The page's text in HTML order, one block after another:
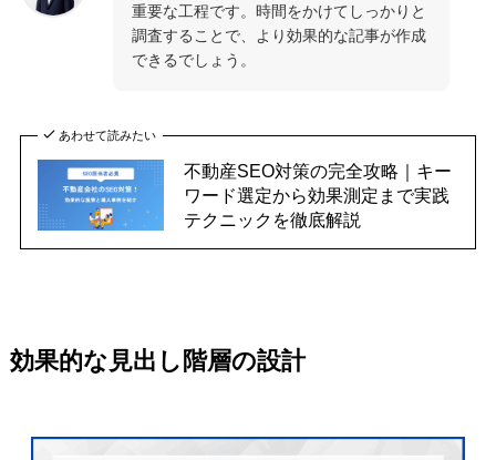
重要な工程です。時間をかけてしっかりと
調査することで、より効果的な記事が作成
できるでしょう。
あわせて読みたい
不動産SEO対策の完全攻略｜キー
ワード選定から効果測定まで実践
テクニックを徹底解説
効果的な見出し階層の設計